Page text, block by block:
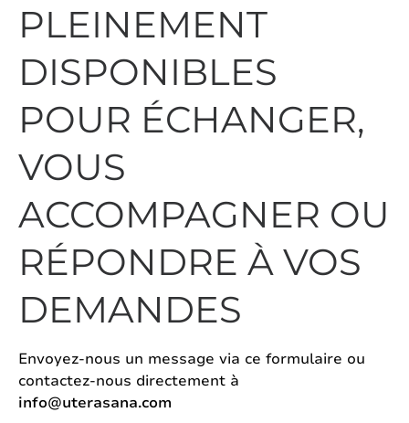
PLEINEMENT
DISPONIBLES
POUR ÉCHANGER,
VOUS
ACCOMPAGNER OU
RÉPONDRE À VOS
DEMANDES
Envoyez-nous un message via ce formulaire ou
contactez-nous directement à
info@uterasana.com